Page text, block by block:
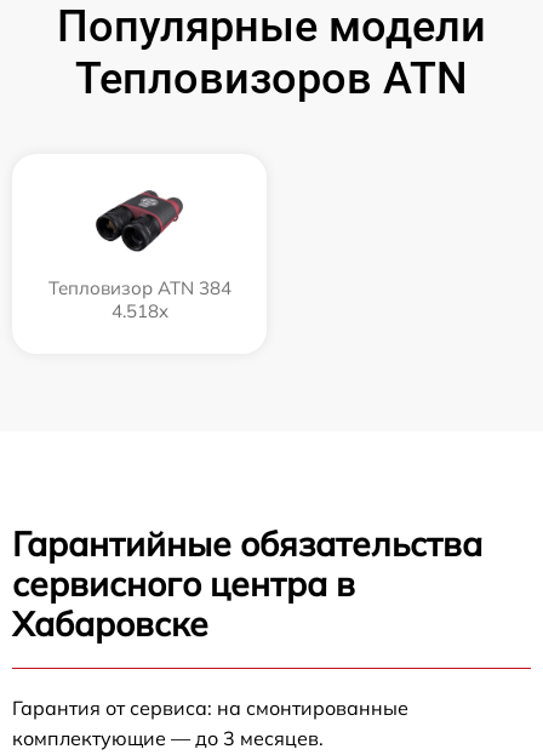
Популярные модели
Тепловизоров ATN
Тепловизор ATN 384
4.518x
Гарантийные обязательства
сервисного центра в
Хабаровске
Гарантия от сервиса: на смонтированные
комплектующие — до 3 месяцев.